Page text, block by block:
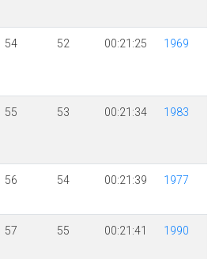
54 52 00:21:25 1969
55 53 00:21:34 1983
56 54 00:21:39 1977
57 55 00:21:41 1990